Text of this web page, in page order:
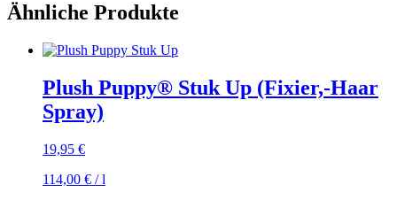
Ähnliche Produkte
Plush Puppy® Stuk Up (Fixier,-Haar
Spray)
19,95 €
114,00 € /l